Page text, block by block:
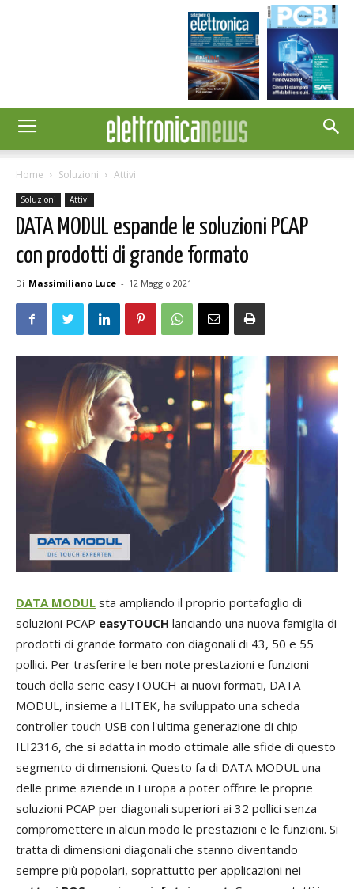
Home Soluzioni Attivi
Soluzioni Attivi
DATA MODUL espande le soluzioni PCAP
con prodotti di grande formato
Di Massimiliano Luce - 12 Maggio 2021
DATA MODUL sta ampliando il proprio portafoglio di
soluzioni PCAP easyTOUCH lanciando una nuova famiglia di
prodotti di grande formato con diagonali di 43, 50 e 55
pollici. Per trasferire le ben note prestazioni e funzioni
touch della serie easyTOUCH ai nuovi formati, DATA
MODUL, insieme a ILITEK, ha sviluppato una scheda
controller touch USB con l'ultima generazione di chip
ILI2316, che si adatta in modo ottimale alle sfide di questo
segmento di dimensioni. Questo fa di DATA MODUL una
delle prime aziende in Europa a poter offrire le proprie
soluzioni PCAP per diagonali superiori ai 32 pollici senza
compromettere in alcun modo le prestazioni e le funzioni. Si
tratta di dimensioni diagonali che stanno diventando
sempre più popolari, soprattutto per applicazioni nei